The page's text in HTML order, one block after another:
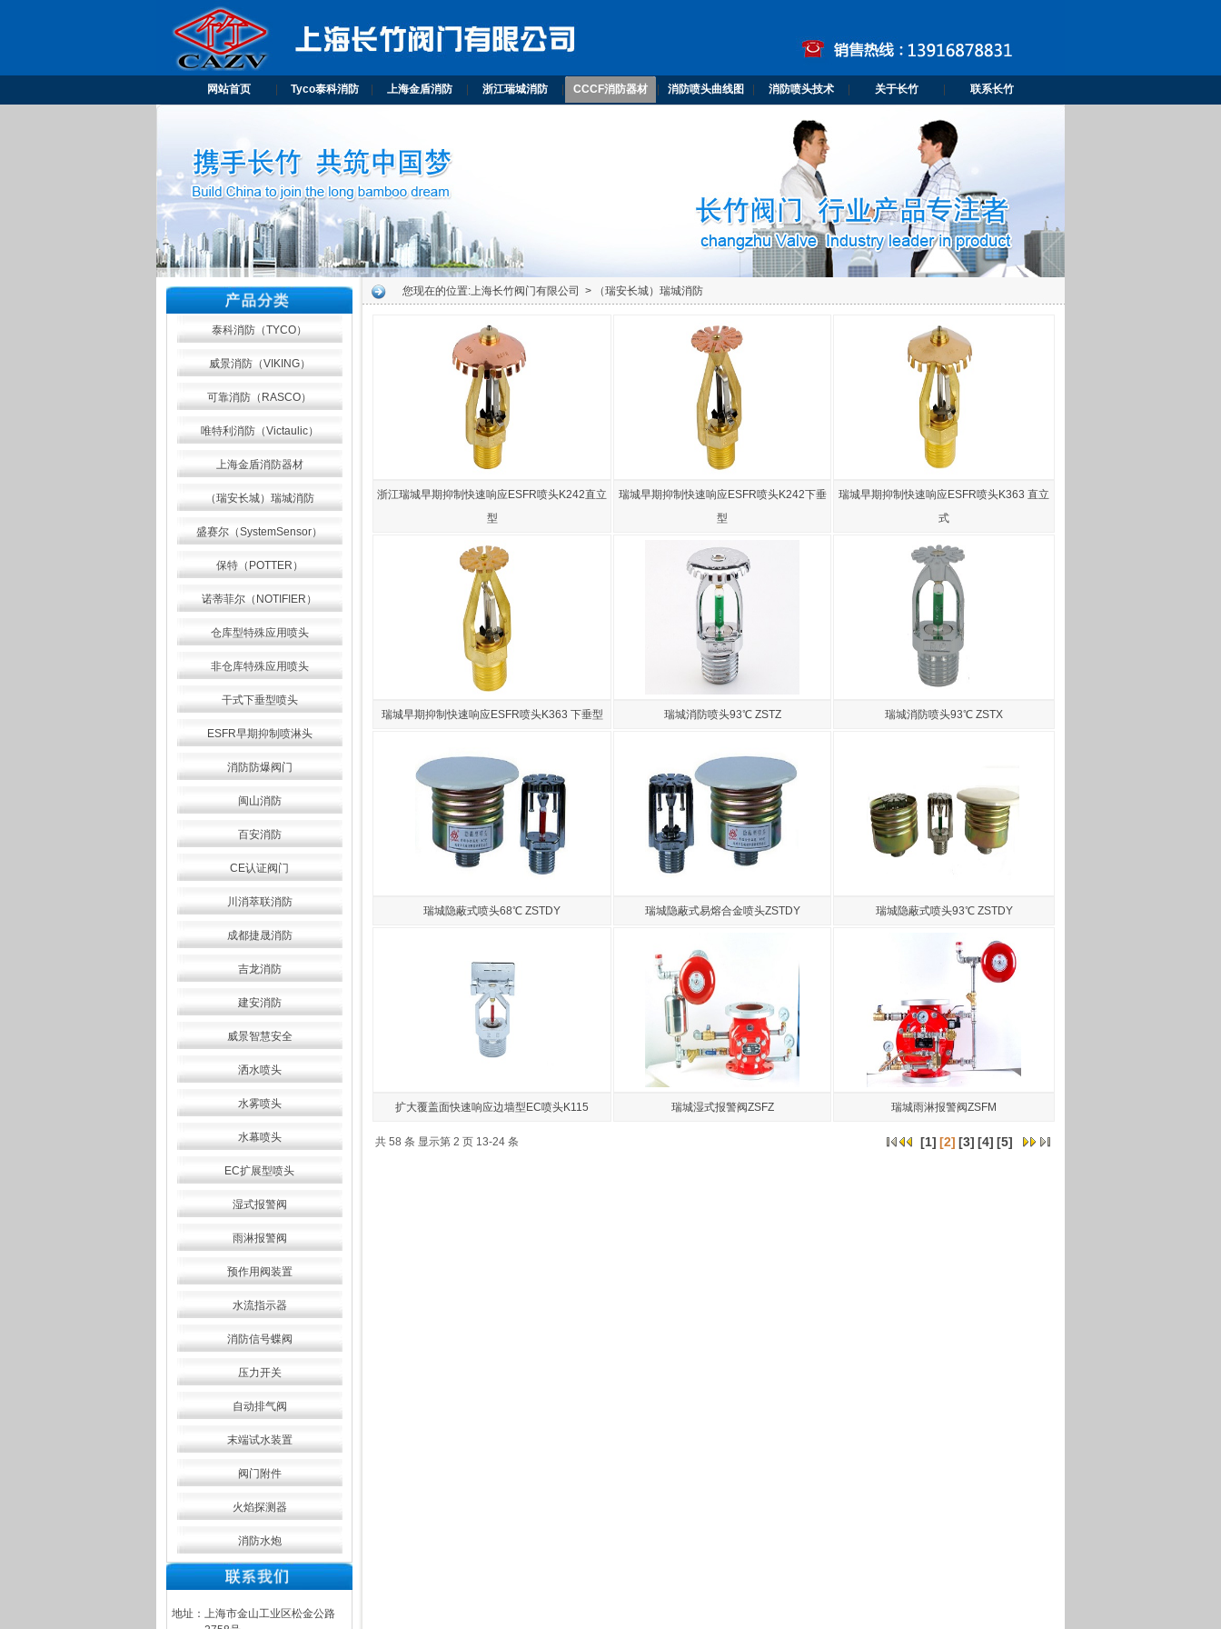
网站首页 Tyco泰科消防 上海金盾消防 浙江瑞城消防 CCCF消防器材 消防喷头曲线图 消防喷头技术 关于长竹 联系长竹
泰科消防（TYCO）
威景消防（VIKING）
可靠消防（RASCO）
唯特利消防（Victaulic）
上海金盾消防器材
（瑞安长城）瑞城消防
盛赛尔（SystemSensor）
保特（POTTER）
诺蒂菲尔（NOTIFIER）
仓库型特殊应用喷头
非仓库特殊应用喷头
干式下垂型喷头
ESFR早期抑制喷淋头
消防防爆阀门
闽山消防
百安消防
CE认证阀门
川消萃联消防
成都捷晟消防
吉龙消防
建安消防
威景智慧安全
洒水喷头
水雾喷头
水幕喷头
EC扩展型喷头
湿式报警阀
雨淋报警阀
预作用阀装置
水流指示器
消防信号蝶阀
压力开关
自动排气阀
末端试水装置
阀门附件
火焰探测器
消防水炮
地址：上海市金山工业区松金公路
您现在的位置:上海长竹阀门有限公司 > （瑞安长城）瑞城消防
浙江瑞城早期抑制快速响应ESFR喷头K242直立
型
瑞城早期抑制快速响应ESFR喷头K242下垂
型
瑞城早期抑制快速响应ESFR喷头K363 直立
式
瑞城早期抑制快速响应ESFR喷头K363 下垂型 瑞城消防喷头93℃ ZSTZ 瑞城消防喷头93℃ ZSTX
瑞城隐蔽式喷头68℃ ZSTDY 瑞城隐蔽式易熔合金喷头ZSTDY 瑞城隐蔽式喷头93℃ ZSTDY
扩大覆盖面快速响应边墙型EC喷头K115 瑞城湿式报警阀ZSFZ 瑞城雨淋报警阀ZSFM
共 58 条 显示第 2 页 13-24 条 [1] [2] [3] [4] [5]